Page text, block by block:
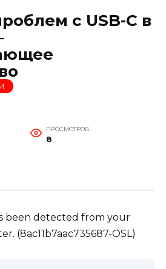
с USB-C в
ПРОСМОТРОВ
8
been detected from your
(8ac11b7aac735687-OSL)